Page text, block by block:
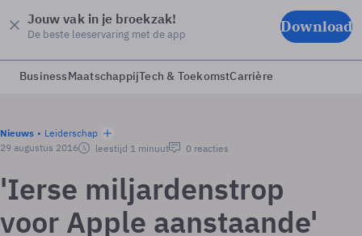
Jouw vak in je broekzak!
De beste leeservaring met de app Download
BusinessMaatschappijTech & ToekomstCarrière
Nieuws
Leiderschap
29 augustus 2016
leestijd 1 minuut 0 reacties
'Ierse miljardenstrop
voor Apple aanstaande'